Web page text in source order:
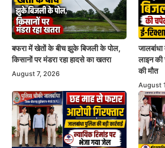
बफरा में खेतों के बीच झुके बिजली के पोल,
किसानों पर मंडरा रहा हादसे का खतरा
August 7, 2026
जालबांधा
लाइन
की मौत
August